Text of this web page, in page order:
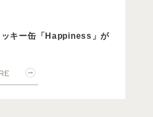
キー缶「Happiness」が